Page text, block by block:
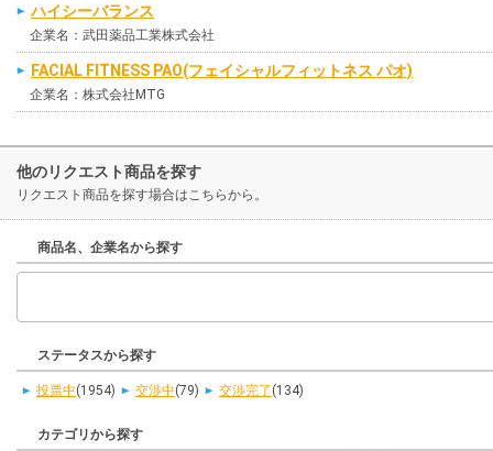
ハイシーバランス
企業名：武田薬品工業株式会社
FACIAL FITNESS PAO(フェイシャルフィットネス パオ)
企業名：株式会社MTG
他のリクエスト商品を探す
リクエスト商品を探す場合はこちらから。
商品名、企業名から探す
ステータスから探す
投票中(1954) 交渉中(79) 交渉完了 (134)
カテゴリから探す